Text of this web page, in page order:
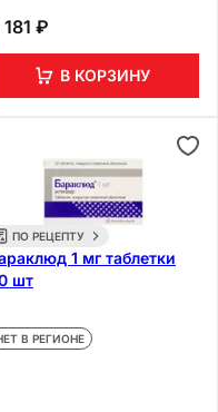
₽
В КОРЗИНУ
ПО РЕЦЕПТУ
1 мг таблетки
шт
В РЕГИОНЕ